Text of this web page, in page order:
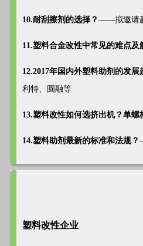
10.耐刮擦剂的选择？ ——拟邀请
11.塑料合金改性中常见的难点及
12.2017年国内外塑料助剂的发展
利特、圆融等
13.塑料改性如何选挤出机？单螺
14.塑料助剂最新的标准和法规？
塑料改性企业